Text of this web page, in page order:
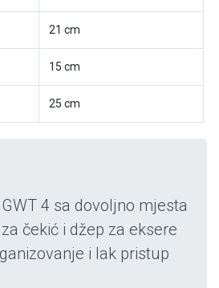
21 cm
15 cm
25 cm
4 sa dovoljno mjesta
čekić i džep za eksere
i lak pristup